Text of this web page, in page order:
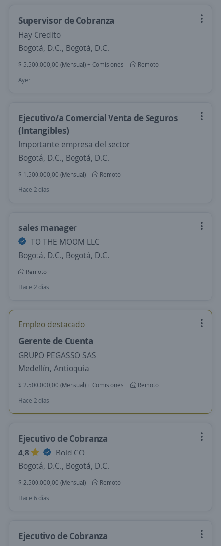
Supervisor de Cobranza
Hay Credito
Bogotá, D.C., Bogotá, D.C.
$ 5.500.000,00 (Mensual) + Comisiones
Remoto
Ayer
Ejecutivo/a Comercial Venta de Seguros
(Intangibles)
Importante empresa del sector
Bogotá, D.C., Bogotá, D.C.
$ 1.500.000,00 (Mensual)
Remoto
Hace 2 días
sales manager
TO THE MOOM LLC
Bogotá, D.C., Bogotá, D.C.
Remoto
Hace 2 días
Empleo destacado
Gerente de Cuenta
GRUPO PEGASSO SAS
Medellín, Antioquia
$ 2.500.000,00 (Mensual) + Comisiones
Remoto
Hace 2 días
Ejecutivo de Cobranza
4,8
Bold.CO
Bogotá, D.C., Bogotá, D.C.
$ 2.500.000,00 (Mensual)
Remoto
Hace 6 días
Ejecutivo de Cobranza